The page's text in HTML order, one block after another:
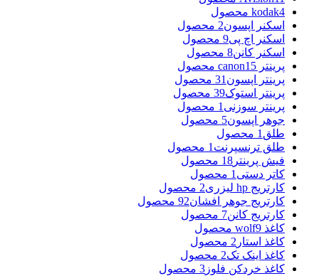
kodak4 محصول
اسکنر اپسون2 محصول
اسکنر اچ پی9 محصول
اسکنر کانن8 محصول
پرینتر canon 15 محصول
پرینتر اپسون 31 محصول
پرینتر استوک39 محصول
پرینتر سوزنی 1 محصول
جوهر اپسون5 محصول
طلق 1 محصول
طلق ترنسپرنت 1 محصول
فیش پرینتر 18 محصول
کاتر دستی 1 محصول
کارتریج hp لیزری
2 محصول
کارتریج جوهر افشان92 محصول
کارتریج کانن7 محصول
کاغذ wolf 9 محصول
کاغذ استار 2 محصول
کاغذ اینک تک2 محصول
کاغذ خردکن فلوز 3 محصول